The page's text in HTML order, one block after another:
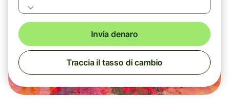
Invia denaro
Traccia il tasso di cambio